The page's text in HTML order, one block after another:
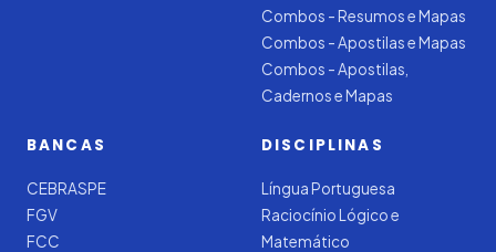
Combos - Resumos e Mapas
Combos - Apostilas e Mapas
Combos - Apostilas,
Cadernos e Mapas
BANCAS
CEBRASPE
FGV
FCC
DISCIPLINAS
Língua Portuguesa
Raciocínio Lógico e
Matemático